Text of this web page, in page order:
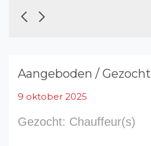
Aangeboden / Gezocht
9 oktober 2025
Gezocht: Chauffeur(s)